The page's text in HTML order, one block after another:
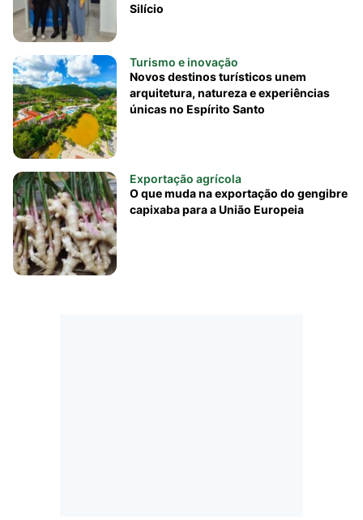
Silício
Turismo e inovação
Novos destinos turísticos unem
arquitetura, natureza e experiências
únicas no Espírito Santo
Exportação agrícola
O que muda na exportação do gengibre
capixaba para a União Europeia